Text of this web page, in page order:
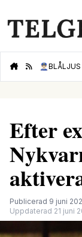
👮🏻‍♂️BLÅLJUS
Efter
Publicerad 9 juni
Uppdaterad 21 juni